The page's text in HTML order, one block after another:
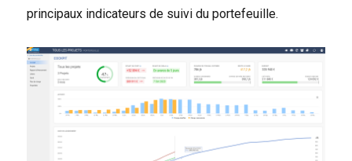
principaux indicateurs de suivi du portefeuille.